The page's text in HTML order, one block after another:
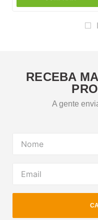
RECEBA
A gente